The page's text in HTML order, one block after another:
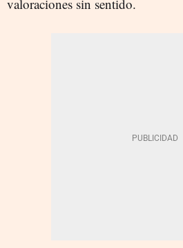
valoraciones sin sentido.